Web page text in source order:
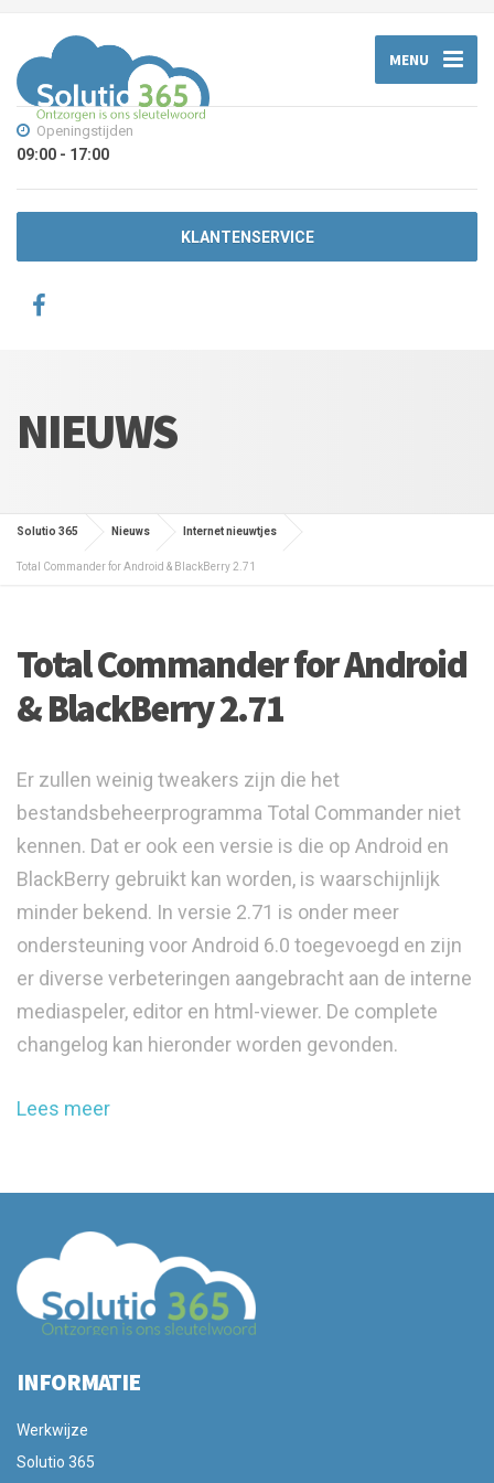
MENU
Openingstijden
09:00 - 17:00
KLANTENSERVICE
NIEUWS
Solutio 365 Nieuws Internet nieuwtjes
Total Commander for Android & BlackBerry 2.71
Total Commander for Android
& BlackBerry 2.71
Er zullen weinig tweakers zijn die het
bestandsbeheerprogramma Total Commander niet
kennen. Dat er ook een versie is die op Android en
BlackBerry gebruikt kan worden, is waarschijnlijk
minder bekend. In versie 2.71 is onder meer
ondersteuning voor Android 6.0 toegevoegd en zijn
er diverse verbeteringen aangebracht aan de interne
mediaspeler, editor en html-viewer. De complete
changelog kan hieronder worden gevonden.
Lees meer
INFORMATIE
Werkwijze
Solutio 365